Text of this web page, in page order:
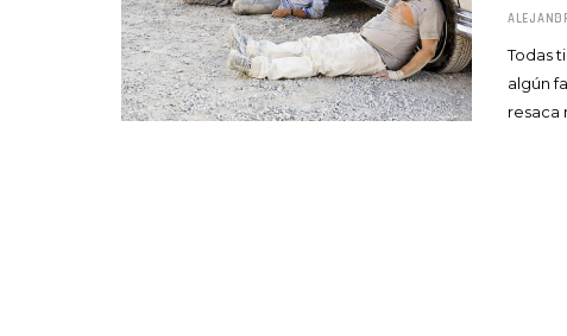
Todas
algún
resaca